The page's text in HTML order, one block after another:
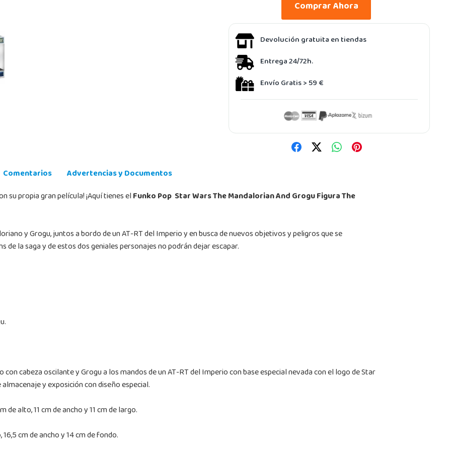
Comprar Ahora
Devolución gratuita en tiendas
Entrega 24/72h.
Envío Gratis > 59 €
Comentarios
Advertencias y Documentos
su propia gran película! ¡Aquí tienes elFunko Pop Star Wars The Mandalorian And Grogu Figura The
y Grogu, juntos a bordo de un AT-RT del Imperio y en busca de nuevos objetivos y peligros que se
la saga y de estos dos geniales personajes no podrán dejar escapar.
cabeza oscilante y Grogu a los mandos de un AT-RT del Imperio con base especial nevada con el logo de Star
y exposición con diseño especial.
alto, 11 cm de ancho y 11 cm de largo.
cm de ancho y 14 cm de fondo.